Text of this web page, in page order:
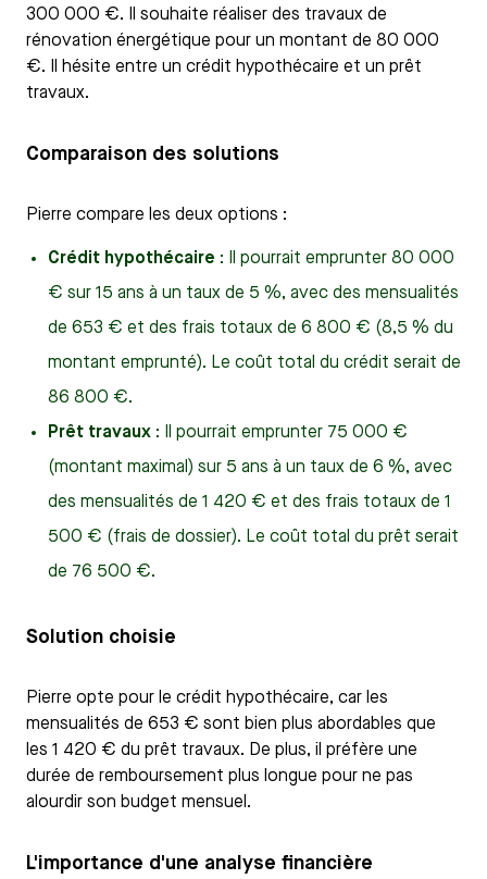
300 000 €. Il souhaite réaliser des travaux de
rénovation énergétique pour un montant de 80 000
€. Il hésite entre un crédit hypothécaire et un prêt
travaux.
Comparaison des solutions
Pierre compare les deux options :
Crédit hypothécaire : Il pourrait emprunter 80 000
€ sur 15 ans à un taux de 5 %, avec des mensualités
de 653 € et des frais totaux de 6 800 € (8,5 % du
montant emprunté). Le coût total du crédit serait de
86 800 €.
Prêt travaux : Il pourrait emprunter 75 000 €
(montant maximal) sur 5 ans à un taux de 6 %, avec
des mensualités de 1 420 € et des frais totaux de 1
500 € (frais de dossier). Le coût total du prêt serait
de 76 500 €.
Solution choisie
Pierre opte pour le crédit hypothécaire, car les
mensualités de 653 € sont bien plus abordables que
les 1 420 € du prêt travaux. De plus, il préfère une
durée de remboursement plus longue pour ne pas
alourdir son budget mensuel.
L'importance d'une analyse financière